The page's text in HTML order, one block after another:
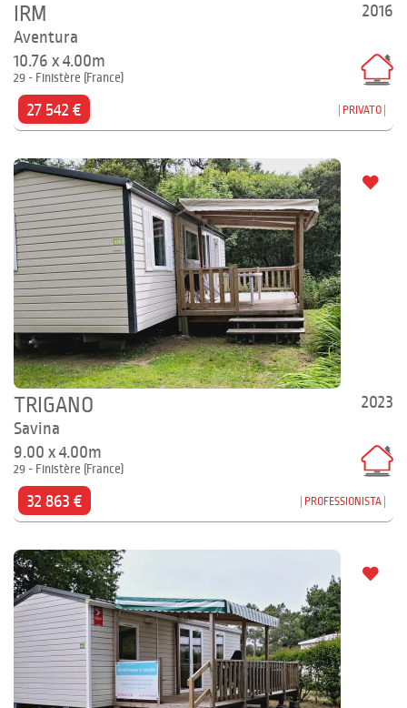
2016
IRM
Aventura
10.76 x 4.00m
29 - Finistère (France)
27 542 € PRIVATO
2023
TRIGANO
Savina
9.00 x 4.00m
29 - Finistère (France)
32 863 € PROFESSIONISTA